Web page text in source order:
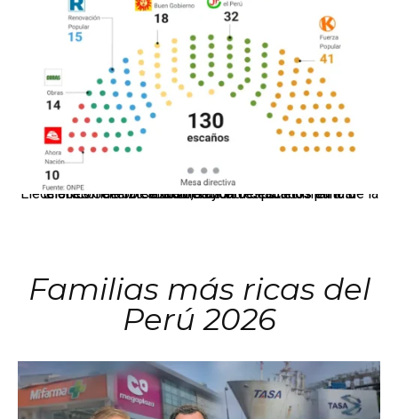
El JNE oficializó la distribución de escaños para la elección de 60 senadores y 130 diputados en las Elecciones Generales 2026, tras el restablecimiento de la Bicameralidad.
Familias más ricas del
Perú 2026